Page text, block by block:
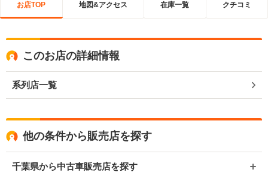
お店TOP 地図&アクセス 在庫一覧 クチコミ
このお店の詳細情報
系列店一覧
他の条件から販売店を探す
千葉県から中古車販売店を探す